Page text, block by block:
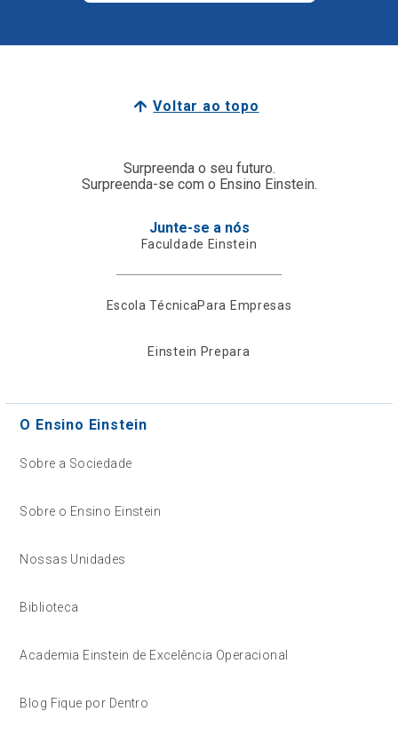
Voltar ao topo
Surpreenda o seu futuro.
Surpreenda-se com o Ensino Einstein.
Junte-se a nós
Faculdade Einstein
Escola TécnicaPara Empresas
Einstein Prepara
O Ensino Einstein
Sobre a Sociedade
Sobre o Ensino Einstein
Nossas Unidades
Biblioteca
Academia Einstein de Excelência Operacional
Blog Fique por Dentro